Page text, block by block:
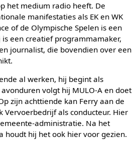
het medium radio heeft. De
manifestaties als EK en WK
of de Olympische Spelen is een
een creatief programmamaker,
journalist, die bovendien over een
al werken, hij begint als
volgt hij MULO-A en doet
zijn achttiende kan Ferry aan de
Vervoerbedrijf als conducteur. Hier
administratie. Na het
houdt hij het ook hier voor gezien.